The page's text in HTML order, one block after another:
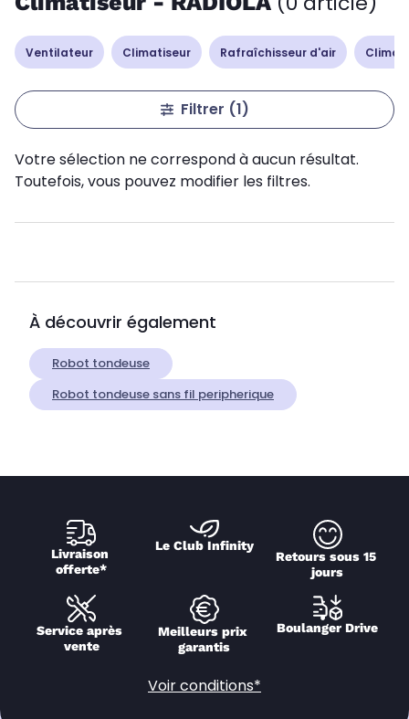
Ventilateur Climatiseur Rafraîchisseur d'air
Filtrer (1)
Votre sélection ne correspond à aucun résultat.
Toutefois, vous pouvez modifier les filtres.
À découvrir également
Robot tondeuse
Robot tondeuse sans fil peripherique
Livraison
offerte*
Le Club Infinity
Retours sous 15
jours
Service après
vente
Meilleurs prix
garantis
Boulanger Drive
Voir conditions*